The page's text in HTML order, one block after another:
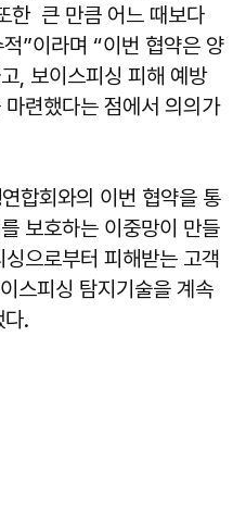
한 큰 만큼 어느 때보다
”이라며 “이번 협약은 양
, 보이스피싱 피해 예방
련했다는 점에서 의의가
합회와의 이번 협약을 통
보호하는 이중망이 만들
으로부터 피해받는 고객
스피싱 탐지기술을 계속
다.